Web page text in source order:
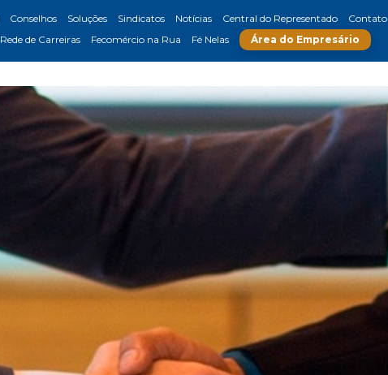
Conselhos Soluções Sindicatos Notícias Central do Representado
Contato
Rede de Carreiras Fecomércio na Rua Fé Nelas Área do Empresário